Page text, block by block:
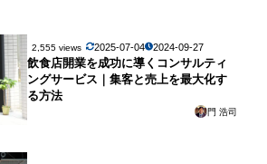
2,555 views 2025-07-04 2024-09-27
飲食店開業を成功に導くコンサルティ
ングサービス｜集客と売上を最大化す
る方法
門 浩司